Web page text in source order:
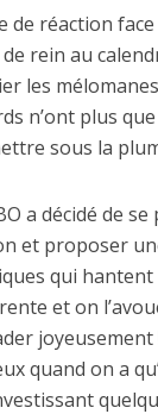
de réaction
rein au
les
n’ont plus
sous la
a décidé de
et proposer
qui
et on
quand on a